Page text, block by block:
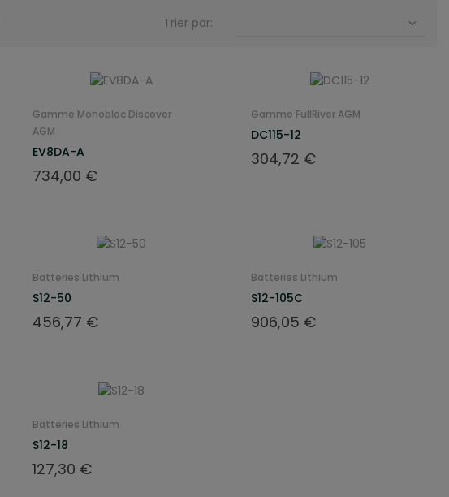
Trier par: 
Gamme Monobloc Discover
AGM
EV8DA-A
Prix
734,00 €
Gamme FullRiver AGM
DC115-12
Prix
304,72 €
Batteries Lithium
S12-50
Prix
456,77 €
Batteries Lithium
S12-105C
Prix
906,05 €
Batteries Lithium
S12-18
Prix
127,30 €